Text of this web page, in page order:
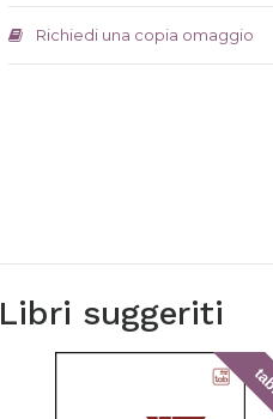
Richiedi una copia omaggio
Libri suggeriti